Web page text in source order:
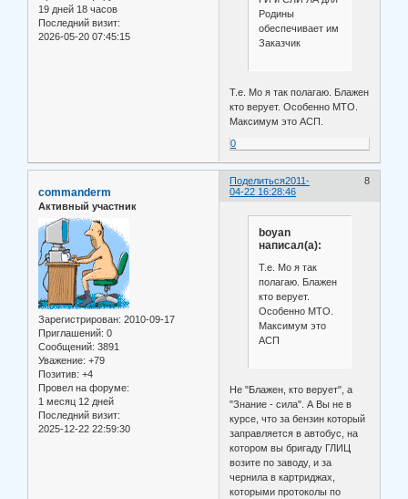
19 дней 18 часов
Последний визит:
2026-05-20 07:45:15
Родины
обеспечивает им
Заказчик
Т.е. Мо я так полагаю. Блажен
кто верует. Особенно МТО.
Максимум это АСП.
0
Поделиться 8
2011-
04-22 16:28:46
commanderm
Активный участник
Зарегистрирован: 2010-09-17
Приглашений: 0
Сообщений: 3891
Уважение: +79
Позитив: +4
Провел на форуме:
1 месяц 12 дней
Последний визит:
2025-12-22 22:59:30
boyan
написал(а):
Т.е. Мо я так
полагаю. Блажен
кто верует.
Особенно МТО.
Максимум это
АСП
Не "Блажен, кто верует", а
"Знание - сила". А Вы не в
курсе, что за бензин который
заправляется в автобус, на
котором вы бригаду ГЛИЦ
возите по заводу, и за
чернила в картриджах,
которыми протоколы по